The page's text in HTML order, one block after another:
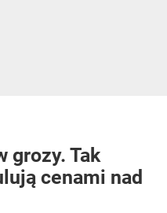
grozy. Tak
cenami nad